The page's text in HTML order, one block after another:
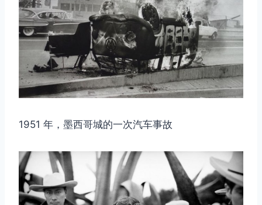
1951 年，墨西哥城的一次汽车事故